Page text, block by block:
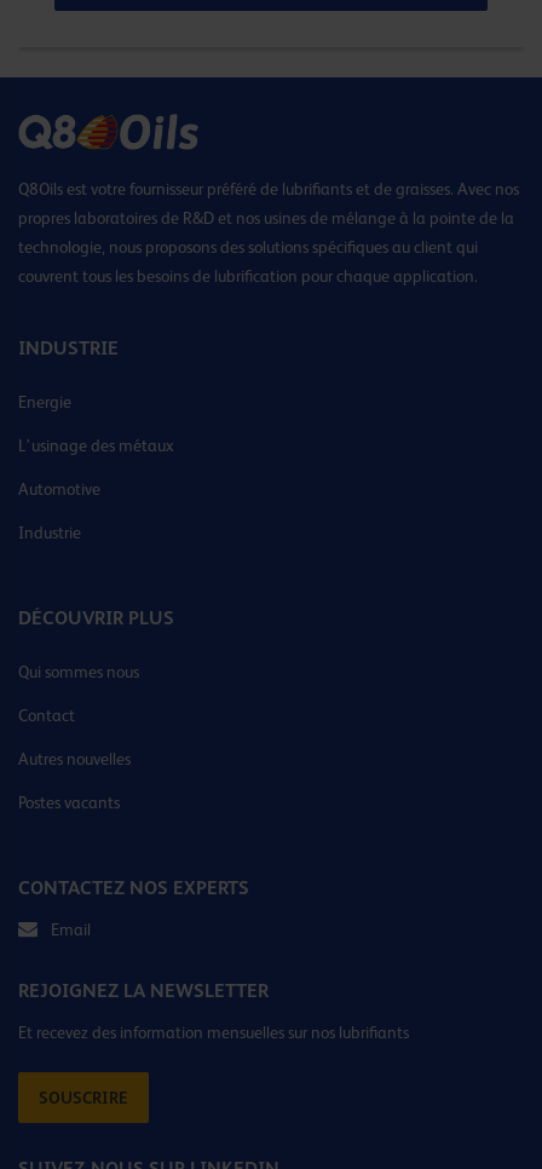
Q8Oils est votre fournisseur préféré de lubrifiants et de graisses. Avec nos
propres laboratoires de R&D et nos usines de mélange à la pointe de la
technologie, nous proposons des solutions spécifiques au client qui
couvrent tous les besoins de lubrification pour chaque application.
INDUSTRIE
Energie
L’usinage des métaux
Automotive
Industrie
DÉCOUVRIR PLUS
Qui sommes nous
Contact
Autres nouvelles
Postes vacants
CONTACTEZ NOS EXPERTS
Email
REJOIGNEZ LA NEWSLETTER
Et recevez des information mensuelles sur nos lubrifiants
SOUSCRIRE